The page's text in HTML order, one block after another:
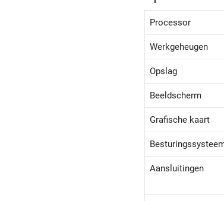
Processor
Werkgeheugen
Opslag
Beeldscherm
Grafische kaart
Aansluitingen